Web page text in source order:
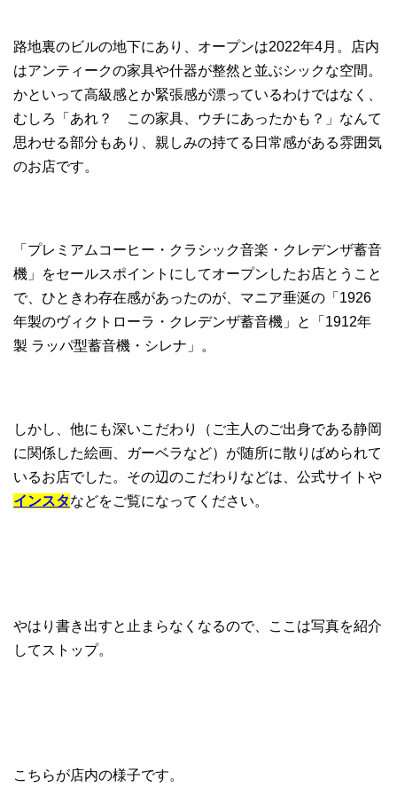
路地裏のビルの地下にあり、オープンは2022年4月。店内
はアンティークの家具や什器が整然と並ぶシックな空間。
かといって高級感とか緊張感が漂っているわけではなく、
むしろ「あれ？ この家具、ウチにあったかも？」なんて
思わせる部分もあり、親しみの持てる日常感がある雰囲気
のお店です。
「プレミアムコーヒー・クラシック音楽・クレデンザ蓄音
機」をセールスポイントにしてオープンしたお店とうこと
で、ひときわ存在感があったのが、マニア垂涎の「1926
年製のヴィクトローラ・クレデンザ蓄音機」と「1912年
製 ラッパ型蓄音機・シレナ」。
しかし、他にも深いこだわり（ご主人のご出身である静岡
に関係した絵画、ガーベラなど）が随所に散りばめられて
いるお店でした。その辺のこだわりなどは、公式サイトや
インスタなどをご覧になってください。
やはり書き出すと止まらなくなるので、ここは写真を紹介
してストップ。
こちらが店内の様子です。